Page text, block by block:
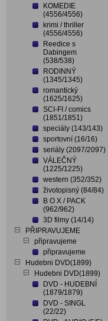
KOMEDIE
(4556/4556)
krimi / thriller
(4556/4556)
Reedice s
Dabingem
(538/538)
RODINNÝ
(1345/1345)
romantický
(1625/1625)
SCI-FI / comics
(1851/1851)
speciály (143/143)
sportovní (16/16)
seriály (2097/2097)
VÁLEČNÝ
(1225/1225)
western (352/352)
životopisný (84/84)
B O X / PACK
(962/962)
3D filmy (14/14)
PŘIPRAVUJEME
připravujeme
připravujeme
Hudebni DVD(1899)
Hudebni DVD(1899)
DVD - HUDEBNÍ
(1879/1879)
DVD - SINGL
(22/22)